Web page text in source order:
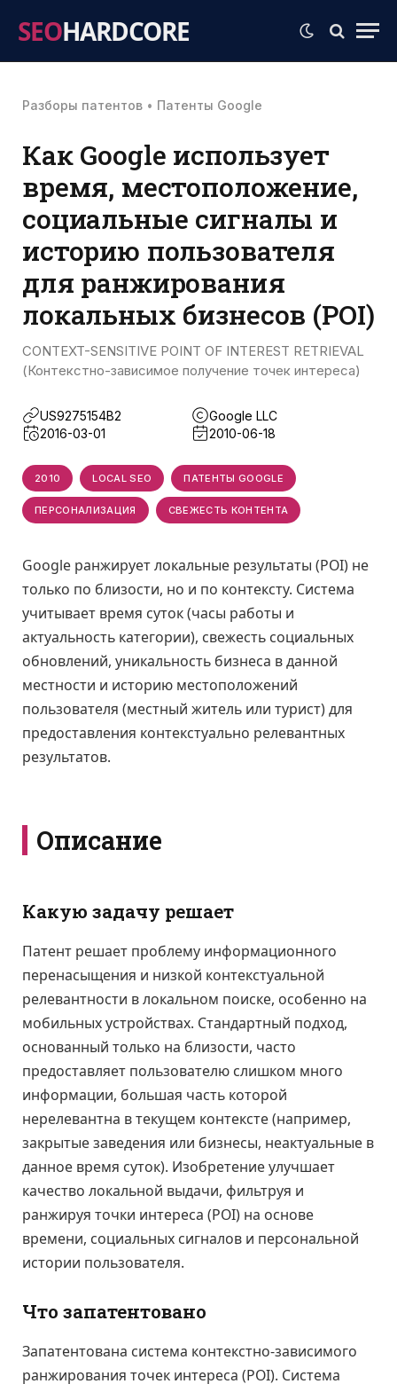
SEOHARDCORE
Разборы патентов • Патенты Google
Как Google использует
время, местоположение,
социальные сигналы и
историю пользователя
для ранжирования
локальных бизнесов (POI)
CONTEXT-SENSITIVE POINT OF INTEREST RETRIEVAL
(Контекстно-зависимое получение точек интереса)
US9275154B2
Google LLC
2016-03-01
2010-06-18
2010 LOCAL SEO ПАТЕНТЫ GOOGLE
ПЕРСОНАЛИЗАЦИЯ СВЕЖЕСТЬ КОНТЕНТА
Google ранжирует локальные результаты (POI) не
только по близости, но и по контексту. Система
учитывает время суток (часы работы и
актуальность категории), свежесть социальных
обновлений, уникальность бизнеса в данной
местности и историю местоположений
пользователя (местный житель или турист) для
предоставления контекстуально релевантных
результатов.
Описание
Какую задачу решает
Патент решает проблему информационного
перенасыщения и низкой контекстуальной
релевантности в локальном поиске, особенно на
мобильных устройствах. Стандартный подход,
основанный только на близости, часто
предоставляет пользователю слишком много
информации, большая часть которой
нерелевантна в текущем контексте (например,
закрытые заведения или бизнесы, неактуальные в
данное время суток). Изобретение улучшает
качество локальной выдачи, фильтруя и
ранжируя точки интереса (POI) на основе
времени, социальных сигналов и персональной
истории пользователя.
Что запатентовано
Запатентована система контекстно-зависимого
ранжирования точек интереса (POI). Система